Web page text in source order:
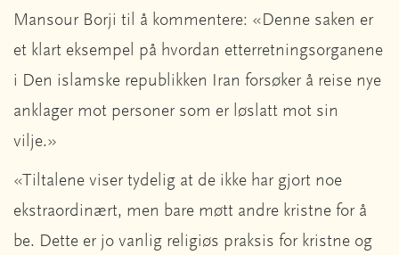
Mansour Borji til å kommentere: «Denne saken er
et klart eksempel på hvordan etterretningsorganene
i Den islamske republikken Iran forsøker å reise nye
anklager mot personer som er løslatt mot sin
vilje.»
«Tiltalene viser tydelig at de ikke har gjort noe
ekstraordinært, men bare møtt andre kristne for å
be. Dette er jo vanlig religiøs praksis for kristne og